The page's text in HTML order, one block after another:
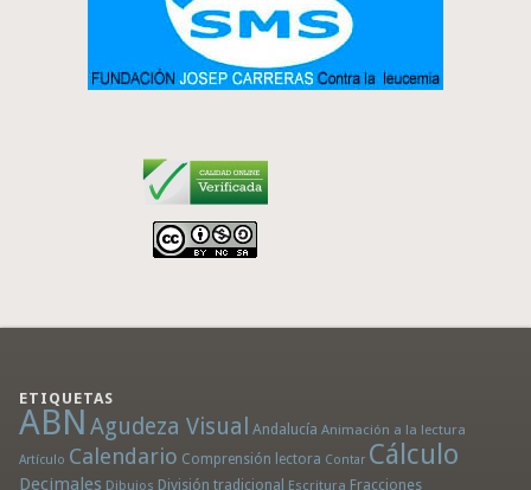
ETIQUETAS
ABN Agudeza Visual Andalucía Animación a la lectura
Artículo Calendario Comprensión lectora Contar Cálculo
Decimales Dibujos División tradicional Escritura Fracciones